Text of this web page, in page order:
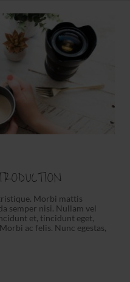
Morbi mattis
semper nisi. Nullam vel
et, tincidunt eget,
ac felis. Nunc egestas,